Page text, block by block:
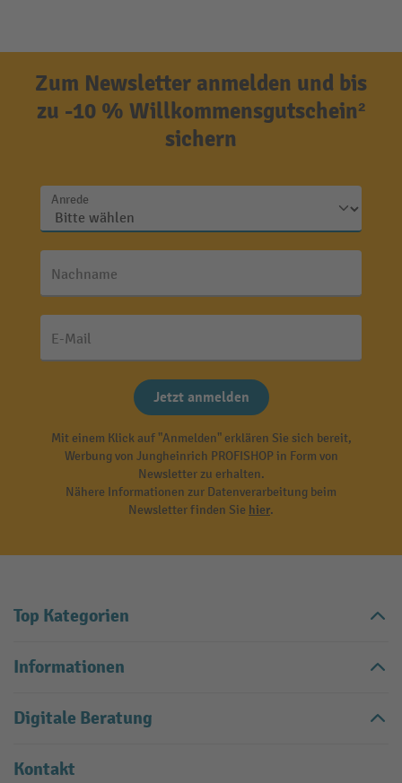
Zum Newsletter anmelden und bis
zu -10 % Willkommensgutschein²
sichern
Anrede
Nachname
E-Mail
Jetzt anmelden
Mit einem Klick auf "Anmelden" erklären Sie sich bereit,
Werbung von Jungheinrich PROFISHOP in Form von
Newsletter zu erhalten.
Nähere Informationen zur Datenverarbeitung beim
Newsletter finden Sie hier.
Top Kategorien
Informationen
Digitale Beratung
Kontakt